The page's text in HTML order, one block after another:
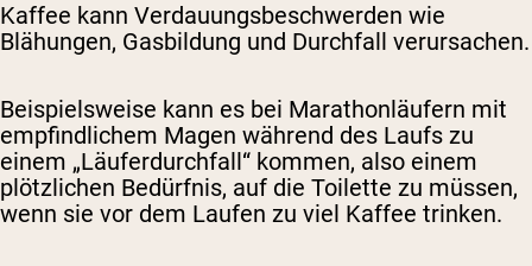
Kaffee kann Verdauungsbeschwerden wie
Blähungen, Gasbildung und Durchfall verursachen.
Beispielsweise kann es bei Marathonläufern mit
empfindlichem Magen während des Laufs zu
einem „Läuferdurchfall“ kommen, also einem
plötzlichen Bedürfnis, auf die Toilette zu müssen,
wenn sie vor dem Laufen zu viel Kaffee trinken.